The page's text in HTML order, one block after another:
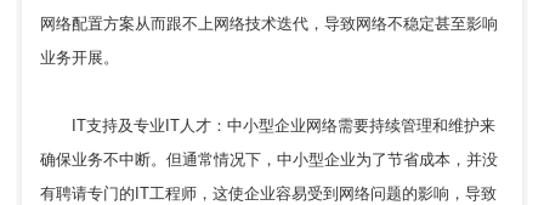
网络配置方案从而跟不上网络技术迭代，导致网络不稳定甚至影响
业务开展。
IT支持及专业IT人才：中小型企业网络需要持续管理和维护来
确保业务不中断。但通常情况下，中小型企业为了节省成本，并没
有聘请专门的IT工程师，这使企业容易受到网络问题的影响，导致